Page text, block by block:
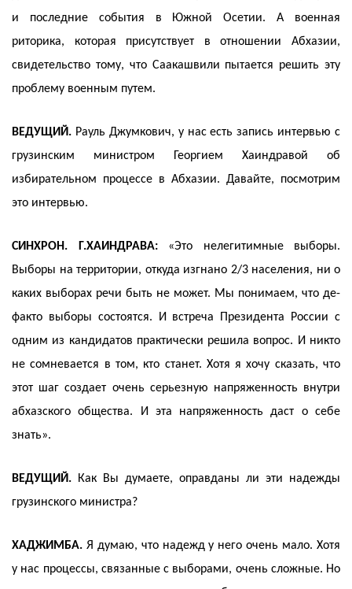
и последние события в Южной Осетии. А военная
риторика, которая присутствует в отношении Абхазии,
свидетельство тому, что Саакашвили пытается решить эту
проблему военным путем.
ВЕДУЩИЙ. Рауль Джумкович, у нас есть запись интервью с
грузинским министром Георгием Хаиндравой об
избирательном процессе в Абхазии. Давайте, посмотрим
это интервью.
СИНХРОН. Г.ХАИНДРАВА:«Это нелегитимные выборы.
Выборы на территории, откуда изгнано 2/3 населения, ни о
каких выборах речи быть не может. Мы понимаем, что де-
факто выборы состоятся. И встреча Президента России с
одним из кандидатов практически решила вопрос. И никто
не сомневается в том, кто станет. Хотя я хочу сказать, что
этот шаг создает очень серьезную напряженность внутри
абхазского общества. И эта напряженность даст о себе
знать».
ВЕДУЩИЙ. Как Вы думаете, оправданы ли эти надежды
грузинского министра?
ХАДЖИМБА. Я думаю, что надежд у него очень мало. Хотя
у нас процессы, связанные с выборами, очень сложные. Но